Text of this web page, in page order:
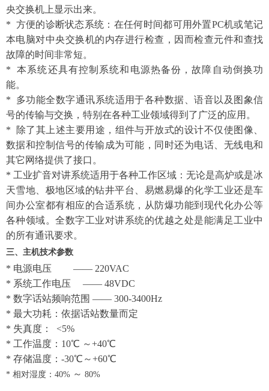
央交换机上显示出来。
* 方便的诊断状态系统：在任何时间都可用外置PC机或笔记
本电脑对中央交换机的内存进行检查，因而检查元件和查找
故障的时间非常短。
* 本系统还具有控制系统和电源热备份，故障自动倒换功
能。
* 多功能全数字通讯系统适用于各种数据、语音以及图象信
号的传输与交换，特别在各种工业领域得到了广泛的应用。
* 除了其上述主要用途，组件与开放式的设计不仅使图像、
数据和控制信号的传输成为可能，同时还为电话、无线电和
其它网络提供了接口。
* 工业扩音对讲系统适用于各种工作区域：无论是高炉或是冰
天雪地、极地区域的钻井平台、易燃易爆的化学工业还是车
间办公室都有相应的合适系统，从防爆功能到现代化办公等
各种领域。全数字工业对讲系统的优越之处是能满足工业中
的所有通讯要求。
三、主机技术参数
* 电源电压 —— 220VAC
* 系统工作电压 —— 48VDC
* 数字话站频响范围 —— 300-3400Hz
* 最大功耗：依据话站数量而定
* 失真度：
<5%
* 工作温度：10℃ ～+40℃
* 存储温度： -30℃～+60℃
* 相对湿度：40% ～ 80%